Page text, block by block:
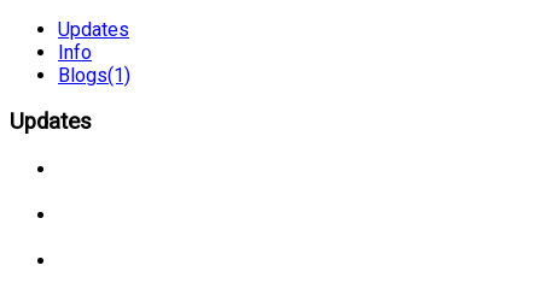
Updates
Info
Blogs(1)
Updates